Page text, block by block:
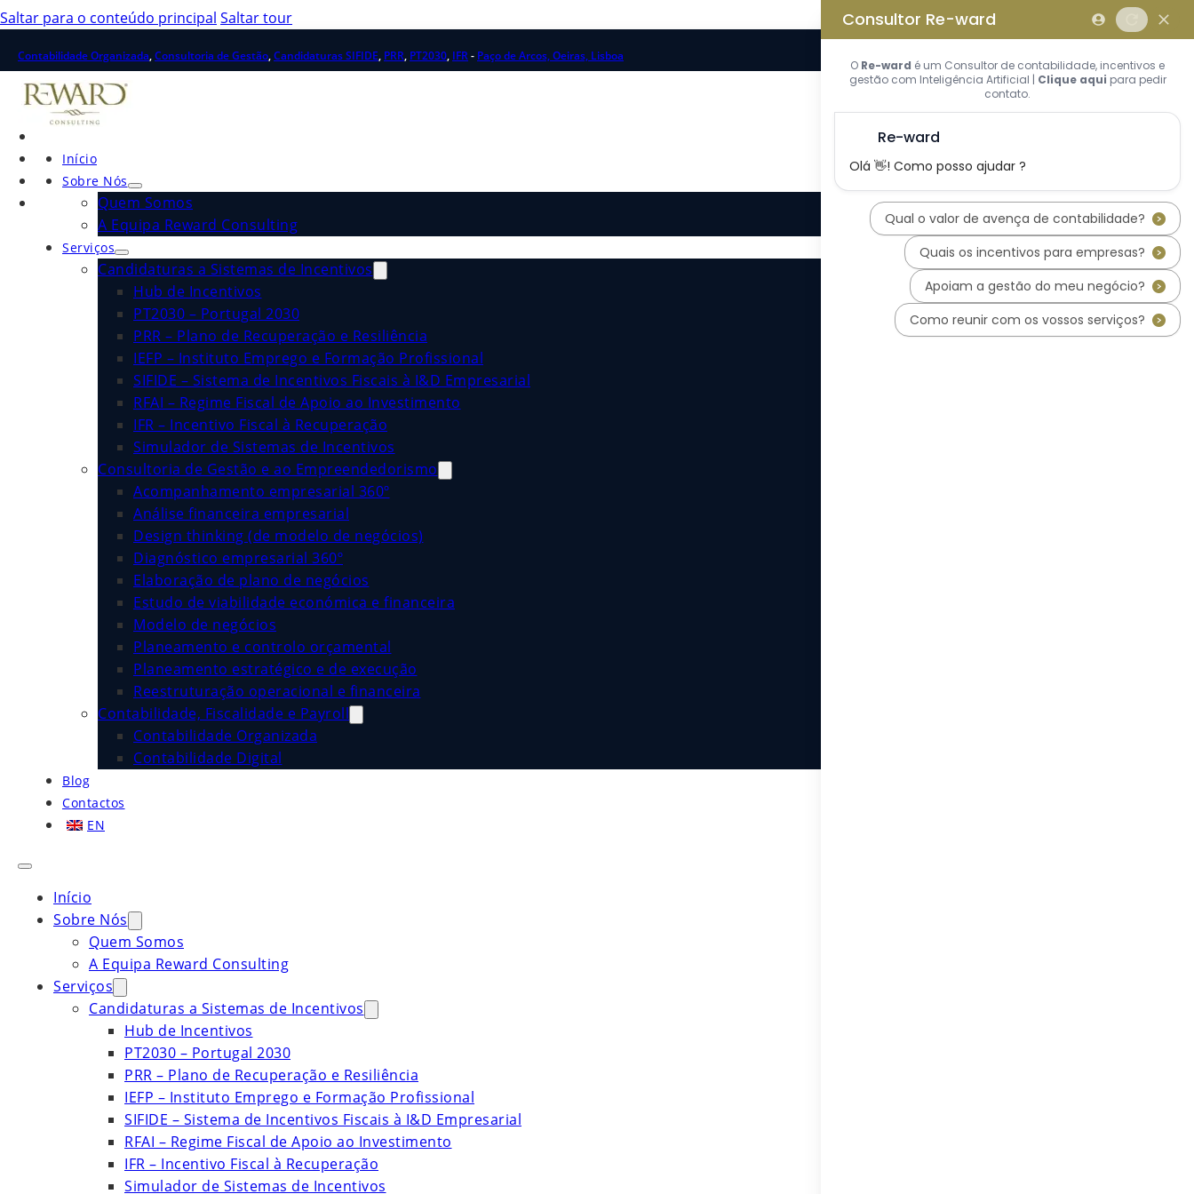
Saltar para o conteúdo principal Saltar tour
Contabilidade Organizada,Consultoria de Gestão,Candidaturas SIFIDE, PRR, PT2030, IFR- Paço de Arcos, Oeiras, Lisboa
Início
Sobre Nós
Quem Somos
A Equipa Reward Consulting
Serviços
Candidaturas a Sistemas de Incentivos
Hub de Incentivos
PT2030 – Portugal 2030
PRR – Plano de Recuperação e Resiliência
IEFP – Instituto Emprego e Formação Profissional
SIFIDE – Sistema de Incentivos Fiscais à I&D Empresarial
RFAI – Regime Fiscal de Apoio ao Investimento
IFR – Incentivo Fiscal à Recuperação
Simulador de Sistemas de Incentivos
Consultoria de Gestão e ao Empreendedorismo
Acompanhamento empresarial 360º
Análise financeira empresarial
Design thinking (de modelo de negócios)
Diagnóstico empresarial 360º
Elaboração de plano de negócios
Estudo de viabilidade económica e financeira
Modelo de negócios
Planeamento e controlo orçamental
Planeamento estratégico e de execução
Reestruturação operacional e financeira
Contabilidade, Fiscalidade e Payroll
Contabilidade Organizada
Contabilidade Digital
Blog
Contactos
EN
Início
Sobre Nós
Quem Somos
A Equipa Reward Consulting
Serviços
Candidaturas a Sistemas de Incentivos
Hub de Incentivos
PT2030 – Portugal 2030
PRR – Plano de Recuperação e Resiliência
IEFP – Instituto Emprego e Formação Profissional
SIFIDE – Sistema de Incentivos Fiscais à I&D Empresarial
RFAI – Regime Fiscal de Apoio ao Investimento
IFR – Incentivo Fiscal à Recuperação
Simulador de Sistemas de Incentivos